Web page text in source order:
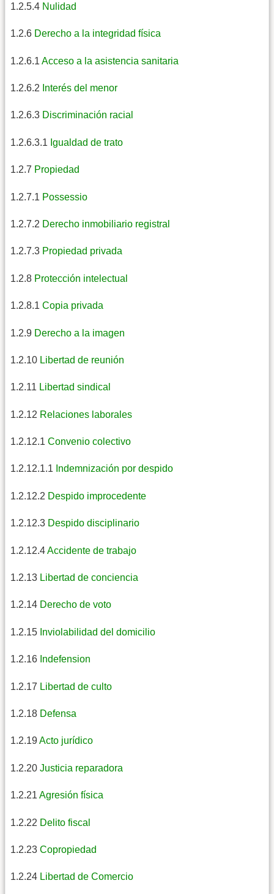
1.2.5.4 Nulidad
1.2.6 Derecho a la integridad física
1.2.6.1 Acceso a la asistencia sanitaria
1.2.6.2 Interés del menor
1.2.6.3 Discriminación racial
1.2.6.3.1 Igualdad de trato
1.2.7 Propiedad
1.2.7.1 Possessio
1.2.7.2 Derecho inmobiliario registral
1.2.7.3 Propiedad privada
1.2.8 Protección intelectual
1.2.8.1 Copia privada
1.2.9 Derecho a la imagen
1.2.10 Libertad de reunión
1.2.11 Libertad sindical
1.2.12 Relaciones laborales
1.2.12.1 Convenio colectivo
1.2.12.1.1 Indemnización por despido
1.2.12.2 Despido improcedente
1.2.12.3 Despido disciplinario
1.2.12.4Accidente de trabajo
1.2.13 Libertad de conciencia
1.2.14 Derecho de voto
1.2.15 Inviolabilidad del domicilio
1.2.16 Indefension
1.2.17 Libertad de culto
1.2.18 Defensa
1.2.19Acto jurídico
1.2.20 Justicia reparadora
1.2.21 Agresión física
1.2.22 Delito fiscal
1.2.23 Copropiedad
1.2.24 Libertad de Comercio